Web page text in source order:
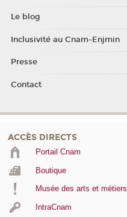
Le blog
Inclusivité au Cnam-Enjmin
Presse
Contact
ACCÈS DIRECTS
Portail Cnam
Boutique
Musée des arts et métiers
IntraCnam